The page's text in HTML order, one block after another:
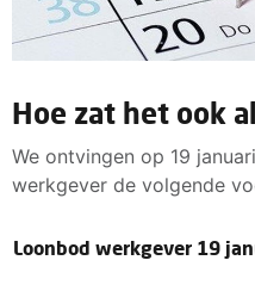
Hoe zat het ook
We ontvingen op 19
werkgever de volgende
Loonbod werkgever 19